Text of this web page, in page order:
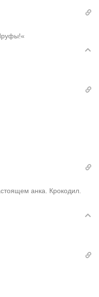
«
анка. Крокодил.